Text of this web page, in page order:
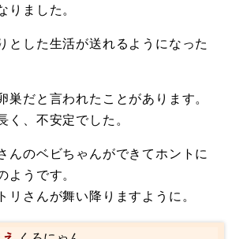
りました。
とした生活が送れるようになった
巣だと言われたことがあります。
、不安定でした。
んのベビちゃんができてホントに
うです。
リさんが舞い降りますように。